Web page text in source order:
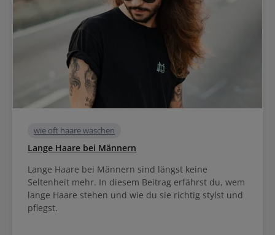
wie oft haare waschen
Lange Haare bei Männern
Lange Haare bei Männern sind längst keine
Seltenheit mehr. In diesem Beitrag erfährst du, wem
lange Haare stehen und wie du sie richtig stylst und
pflegst.